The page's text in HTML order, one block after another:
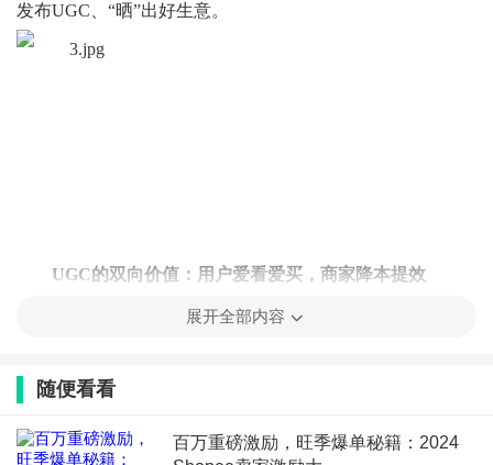
发布UGC、“晒”出好生意。
UGC的双向价值：用户爱看爱买，商家降本提效
在抖音电商生态中，UGC之所以能快速替代传统买家
户与商家的双边诉求，形成双向共赢的价值闭环。
展开全部内容
随便看看
百万重磅激励，旺季爆单秘籍：2024